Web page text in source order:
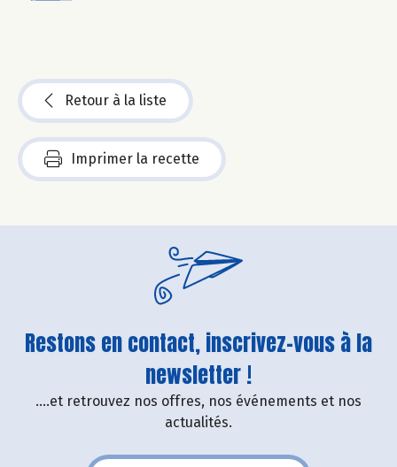
Retour à la liste
Imprimer la recette
Restons en contact, inscrivez-vous à la
newsletter !
....et retrouvez nos offres, nos événements et nos
actualités.